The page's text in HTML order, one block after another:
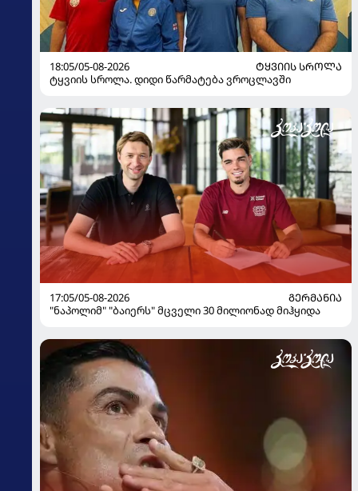
18:05/05-08-2026
ᲢᲧᲕᲘᲘᲡ ᲡᲠᲝᲚᲐ
ტყვიის სროლა. დიდი წარმატება ვროცლავში
17:05/05-08-2026
ᲒᲔᲠᲛᲐᲜᲘᲐ
"ნაპოლიმ" "ბაიერს" მცველი 30 მილიონად მიჰყიდა